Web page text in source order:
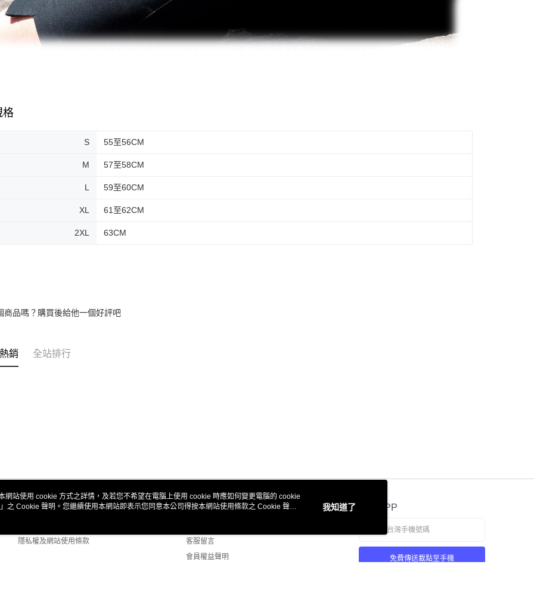
格
S 55至56CM
M 57至58CM
L 59至60CM
XL 61至62CM
2XL 63CM
商品嗎？購買後給他一個好評吧
銷 全站排行
關於我們
隱私權及網站使用條款
客服資訊
客服留言
會員權益聲明
官方APP
免費傳送載點至手機
網站使用 cookie 方式之詳情，及若您不希望在電腦上使用 cookie 時應如何變更電腦的 cookie
」之 Cookie 聲明。您繼續使用本網站即表示您同意本公司得按本網站使用條款之 Cookie 聲明
我知道了